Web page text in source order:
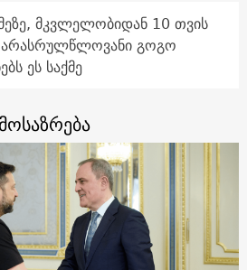
მკვლელობიდან 10 თვის
გოგო
ეს საქმე
მოსაზრება